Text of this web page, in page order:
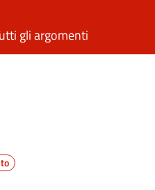
gli argomenti